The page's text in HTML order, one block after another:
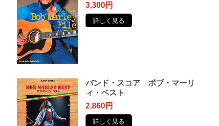
3,300円
詳しく見る
バンド・スコア ボブ・マーリ
ィ・ベスト
2,860円
詳しく見る